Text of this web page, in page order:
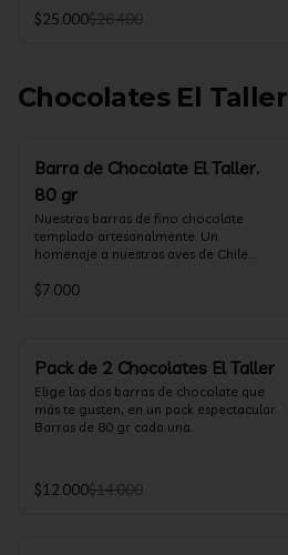
Info Nutricional
$25.000$26.400
Chocolates El Taller
Barra de Chocolate El Taller.
80 gr
Nuestras barras de fino chocolate
templado artesanalmente. Un
homenaje a nuestras aves de Chile.
$7.000
Pack de 2 Chocolates El Taller
Elige las dos barras de chocolate que
más te gusten, en un pack espectacular.
Barras de 80 gr cada una.
$12.000$14.000